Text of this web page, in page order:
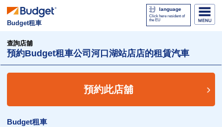
Budget租車
language
Click here resident of
the EU
查詢店舖
預約Budget租車公司河口湖站店店的租賃汽車
預約此店舖
Budget租車